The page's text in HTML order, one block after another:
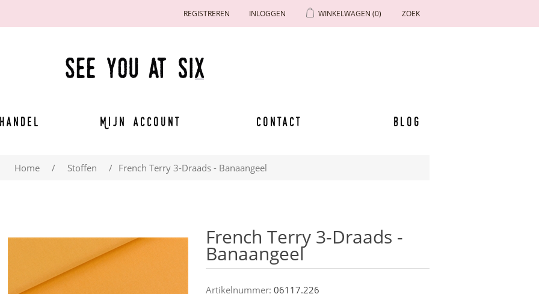
REGISTREREN INLOGGEN WINKELWAGEN (0) ZOEK
Mijn account Contact Blog
Home / Stoffen / French Terry 3-Draads - Banaangeel
French Terry 3-Draads -
Banaangeel
Artikelnummer: 06117.226